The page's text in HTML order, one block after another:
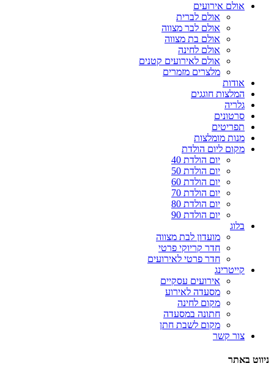
אולם אירועים
אולם לברית
אולם לבר מצווה
אולם בת מצווה
אולם לחינה
אולם לאירועים קטנים
מלצרים מזמרים
אודות
המלצות חוגגים
גלריה
סרטונים
תפריטים
מנות מומלצות
מקום ליום הולדת
יום הולדת 40
יום הולדת 50
יום הולדת 60
יום הולדת 70
יום הולדת 80
יום הולדת 90
בלוג
מועדון לבת מצווה
חדר קריוקי פרטי
חדר פרטי לאירועים
קייטרינג
אירועים עסקיים
מסעדה לאירוע
מקום לחינה
חתונה במסעדה
מקום לשבת חתן
צור קשר
ניווט באתר